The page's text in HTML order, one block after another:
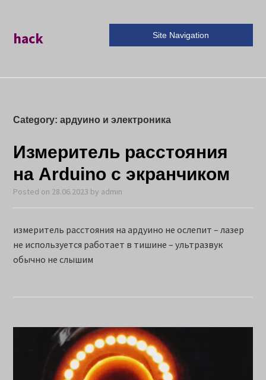
hack Site Navigation
Category:ардуино и электроника
Измеритель расстояния
на Arduino с экранчиком
Posted on 28.06.2023 by admin
измеритель расстояния на ардуино не ослепит – лазер
не используется работает в тишине – ультразвук
обычно не слышим